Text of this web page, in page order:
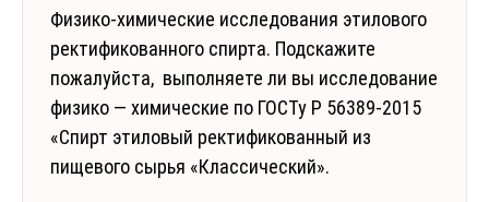
Физико-химические исследования этилового
ректификованного спирта. Подскажите
пожалуйста, выполняете ли вы исследование
физико — химические по ГОСТу Р 56389-2015
«Спирт этиловый ректификованный из
пищевого сырья «Классический».